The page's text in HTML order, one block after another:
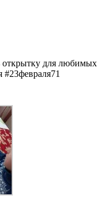
открытку для любимых